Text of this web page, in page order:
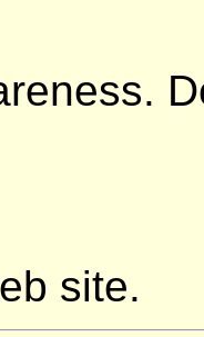
site.